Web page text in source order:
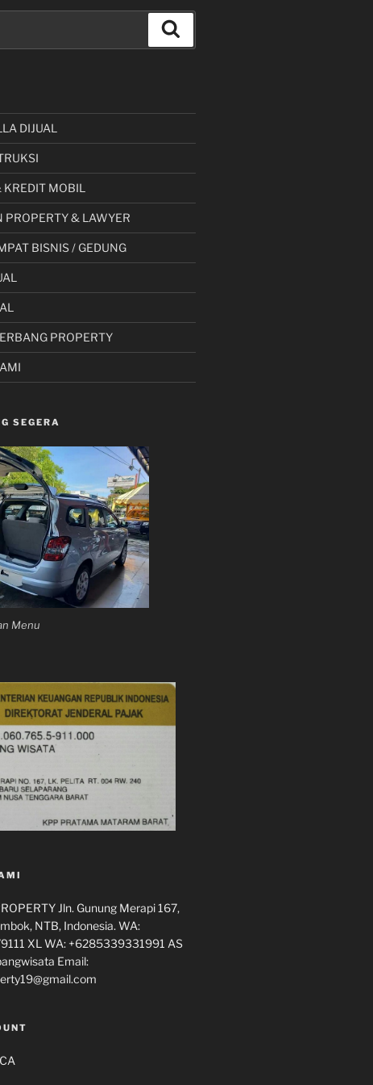
DIJUAL
KREDIT MOBIL
PROPERTY & LAWYER
BISNIS / GEDUNG
PROPERTY
SEGERA
Menu
Jln. Gunung Merapi 167,
NTB, Indonesia. WA:
XL WA: +6285339331991 AS
Email: